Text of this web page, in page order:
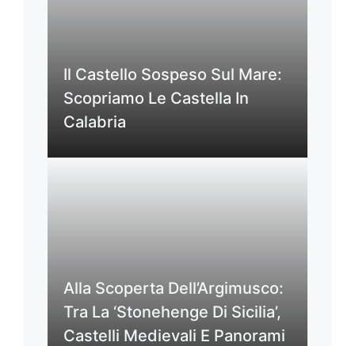
Il Castello Sospeso Sul Mare:
Scopriamo Le Castella In
Calabria
Alla Scoperta Dell’Argimusco:
Tra La ‘Stonehenge Di Sicilia’,
Castelli Medievali E Panorami